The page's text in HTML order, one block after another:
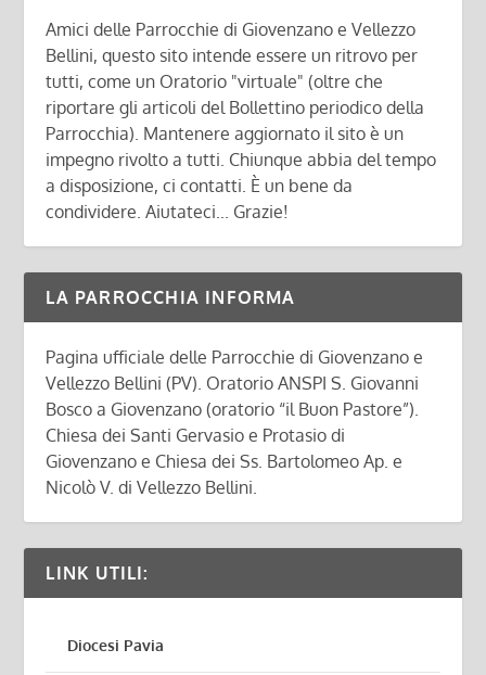
Amici delle Parrocchie di Giovenzano e Vellezzo
Bellini, questo sito intende essere un ritrovo per
tutti, come un Oratorio "virtuale" (oltre che
riportare gli articoli del Bollettino periodico della
Parrocchia). Mantenere aggiornato il sito è un
impegno rivolto a tutti. Chiunque abbia del tempo
a disposizione, ci contatti. È un bene da
condividere. Aiutateci... Grazie!
LA PARROCCHIA INFORMA
Pagina ufficiale delle Parrocchie di Giovenzano e
Vellezzo Bellini (PV). Oratorio ANSPI S. Giovanni
Bosco a Giovenzano (oratorio “il Buon Pastore”).
Chiesa dei Santi Gervasio e Protasio di
Giovenzano e Chiesa dei Ss. Bartolomeo Ap. e
Nicolò V. di Vellezzo Bellini.
LINK UTILI:
Diocesi Pavia